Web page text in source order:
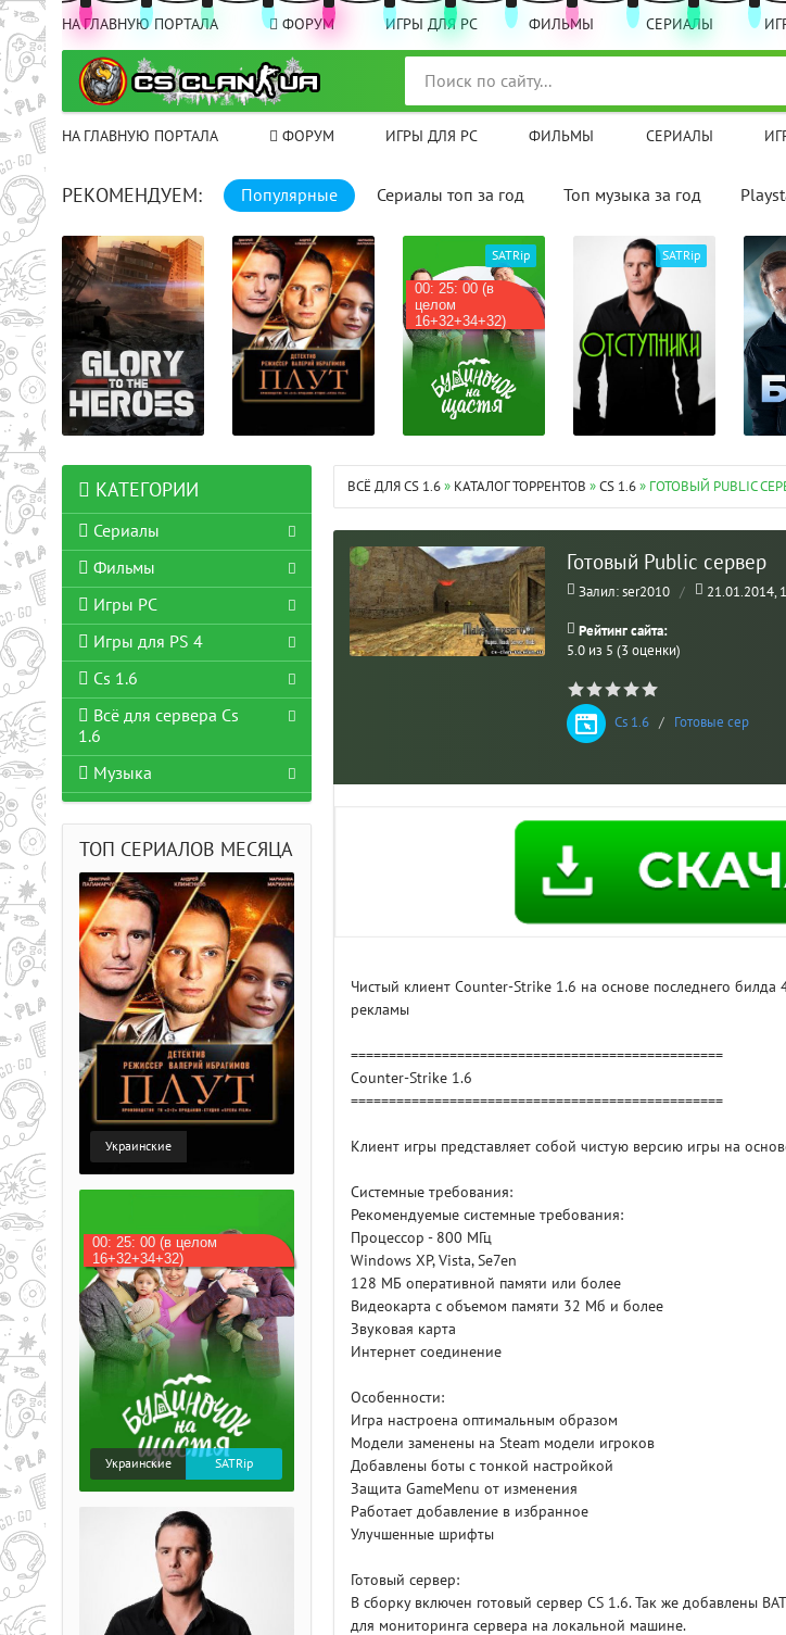
НА ГЛАВНУЮ ПОРТАЛА ФОРУМ ИГРЫ ДЛЯ PC ФИЛЬМЫ СЕРИАЛЫ
НА ГЛАВНУЮ ПОРТАЛА ФОРУМ ИГРЫ ДЛЯ PC ФИЛЬМЫ СЕРИАЛЫ
РЕКОМЕНДУЕМ: Популярные Сериалы топ за год Топ музыка за год
00: 25: 00 (в
целом
16+32+34+32)
SATRip SATRip
ВСЁ ДЛЯ CS 1.6» КАТАЛОГ ТОРРЕНТОВ »CS 1.6» ГОТОВЫЙ PUBLIC
Готовый Public сервер
Залил: ser2010 / 21.01.2014,
Рейтинг сайта:
5.0 из 5 (3 оценки)
Cs 1.6 / Готовые сервера
Чистый клиент Counter-Strike 1.6 на основе последнего
рекламы
=================================================
Counter-Strike 1.6
=================================================
Клиент игры представляет собой чистую версию игры на
Системные требования:
Рекомендуемые системные требования:
Процессор - 800 МГц
Windows XP, Vista, Se7en
128 МБ оперативной памяти или более
Видеокарта с объемом памяти 32 Мб и более
Звуковая карта
Интернет соединение
Особенности:
Игра настроена оптимальным образом
Модели заменены на Steam модели игроков
Добавлены боты с тонкой настройкой
Защита GameMenu от изменения
Работает добавление в избранное
Улучшенные шрифты
Готовый сервер:
В сборку включен готовый сервер CS 1.6. Так же добавлены
для мониторинга сервера на локальной машине.
КАТЕГОРИИ
Сериалы
Фильмы
Игры PC
Игры для PS 4
Cs 1.6
Всё для сервера Cs
1.6
Музыка
ТОП СЕРИАЛОВ МЕСЯЦА
Украинские
00: 25: 00 (в целом
16+32+34+32)
Украинские SATRip